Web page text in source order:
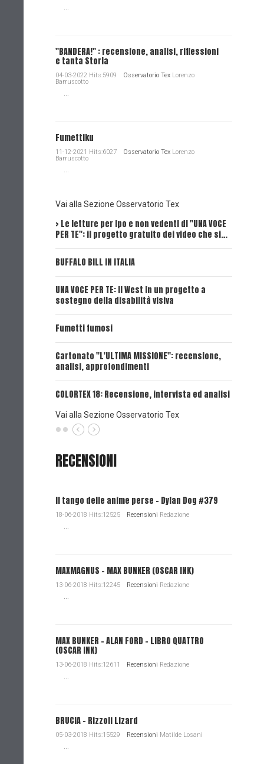
"BANDERA!" : recensione, analisi, riflessioni
e tanta Storia
04-03-2022 Hits:5909 Osservatorio Tex Lorenzo
Barruscotto
Fumettiku
11-12-2021 Hits:6027 Osservatorio Tex Lorenzo
Barruscotto
Vai alla Sezione Osservatorio Tex
> Le letture per ipo e non vedenti di "UNA VOCE
PER TE": il progetto gratuito dei video che si…
BUFFALO BILL IN ITALIA
UNA VOCE PER TE: il West in un progetto a
sostegno della disabilità visiva
Fumetti fumosi
Cartonato "L'ULTIMA MISSIONE": recensione,
analisi, approfondimenti
COLORTEX 18: Recensione, intervista ed analisi
Vai alla Sezione Osservatorio Tex
RECENSIONI
Il tango delle anime perse - Dylan Dog #379
18-06-2018 Hits:12525 Recensioni Redazione
MAXMAGNUS – MAX BUNKER (OSCAR INK)
13-06-2018 Hits:12245 Recensioni Redazione
MAX BUNKER – ALAN FORD – LIBRO QUATTRO
(OSCAR INK)
13-06-2018 Hits:12611 Recensioni Redazione
BRUCIA - Rizzoli Lizard
05-03-2018 Hits:15529 Recensioni Matilde Losani